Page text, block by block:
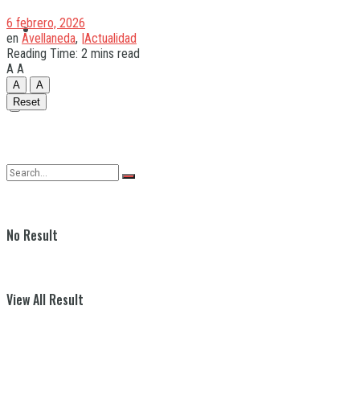
Varela
No Result
View All Result
6 febrero, 2026
en Avellaneda, |Actualidad
Reading Time: 2 mins read
A A
A
A
Reset